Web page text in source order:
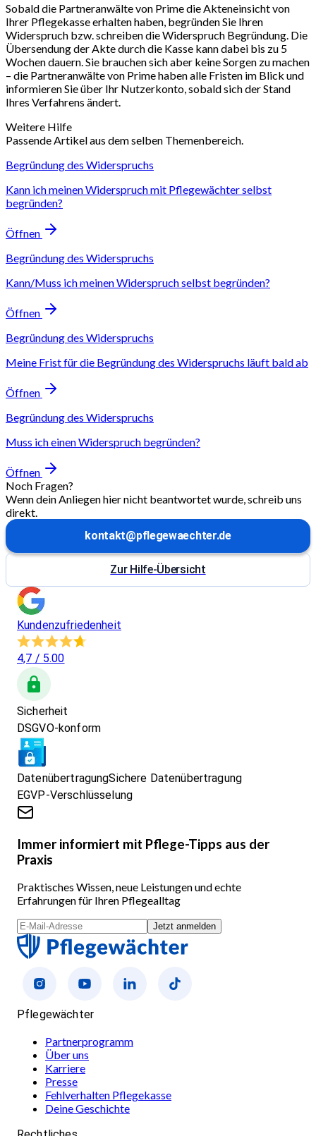
Sobald die Partneranwälte von Prime die Akteneinsicht von
Ihrer Pflegekasse erhalten haben, begründen Sie Ihren
Widerspruch bzw. schreiben die Widerspruch Begründung. Die
Übersendung der Akte durch die Kasse kann dabei bis zu 5
Wochen dauern. Sie brauchen sich aber keine Sorgen zu machen
– die Partneranwälte von Prime haben alle Fristen im Blick und
informieren Sie über Ihr Nutzerkonto, sobald sich der Stand
Ihres Verfahrens ändert.
Weitere Hilfe
Passende Artikel aus dem selben Themenbereich.
Begründung des Widerspruchs
Kann ich meinen Widerspruch mit Pflegewächter selbst
begründen?
Öffnen
Begründung des Widerspruchs
Kann/Muss ich meinen Widerspruch selbst begründen?
Öffnen
Begründung des Widerspruchs
Meine Frist für die Begründung des Widerspruchs läuft bald ab
Öffnen
Begründung des Widerspruchs
Muss ich einen Widerspruch begründen?
Öffnen
Noch Fragen?
Wenn dein Anliegen hier nicht beantwortet wurde, schreib uns
direkt.
kontakt@pflegewaechter.de
Zur Hilfe-Übersicht
Kundenzufriedenheit
4,7 / 5.00
Sicherheit
DSGVO-konform
DatenübertragungSichere Datenübertragung
EGVP-Verschlüsselung
Immer informiert mit Pflege-Tipps aus der
Praxis
Praktisches Wissen, neue Leistungen und echte
Erfahrungen für Ihren Pflegealltag
Jetzt anmelden
Pflegewächter
Partnerprogramm
Über uns
Karriere
Presse
Fehlverhalten Pflegekasse
Deine Geschichte